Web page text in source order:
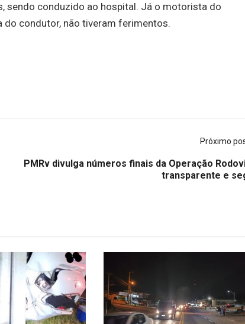
conduzido ao hospital. Já o motorista do
do condutor, não tiveram ferimentos.
Próximo
PMRv divulga números finais da Operação
transparente e